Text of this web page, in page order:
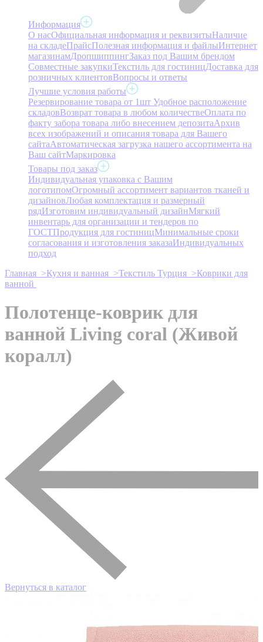
Информация
О насОфициальная информация и реквизитыНаличие
на складеПрайсПолезная информация и файлыИнтернет
магазинамДропшиппингЗаказ под Вашим брендом
Совместные закупкиТекстиль для гостиницДоставка для
розничных клиентовВопросы и ответы
Лучшие условия работы
Резервирование товара от 1шт Удобное расположение
складовВозврат товара в любом количествеОплата по
факту забора товара либо внесением депозитаАрхив
всех изображений и описания товара для Вашего
сайтаАвтоматическая загрузка нашего ассортимента на
Ваш сайтМаркировка
Товары под заказ
Индивидуальная упаковка с Вашим
логотипомОгромный ассортимент вариантов тканей и
дизайновЛюбая комплектация и размерный
рядИзготовим индивидуальный дизайнМягкий
инвентарь для организации и тендеров по
ГОСТПродукция для гостиницМинимальные сроки
согласования и изготовления заказаИндивидуальных
подход
Главная >Кухня и ванная >Текстиль Турция >Коврики для
ванной
Полотенце-коврик для
ванной Living coral (Живой
коралл)
Вернуться в каталог